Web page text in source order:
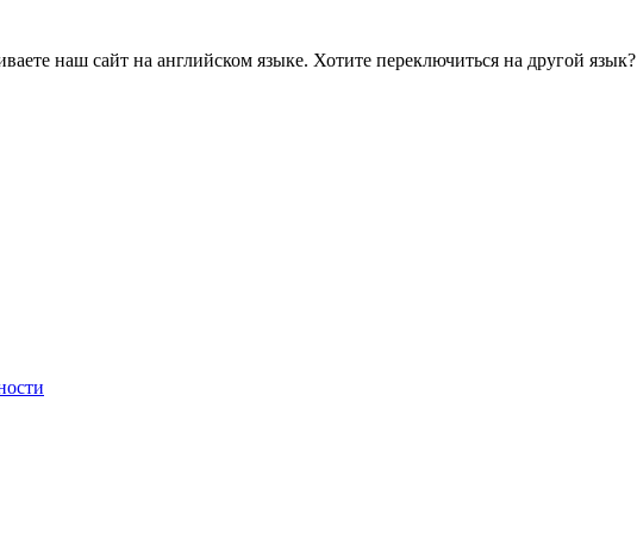
наш сайт на английском языке. Хотите переключиться на другой язык?